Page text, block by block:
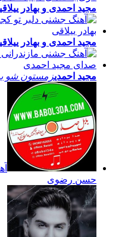
مجید احمدی و بهادر ییلاقی
مجید احمدی و بهادر ییلاقی
مجید احمدیزمستون شو
حسن رضوی